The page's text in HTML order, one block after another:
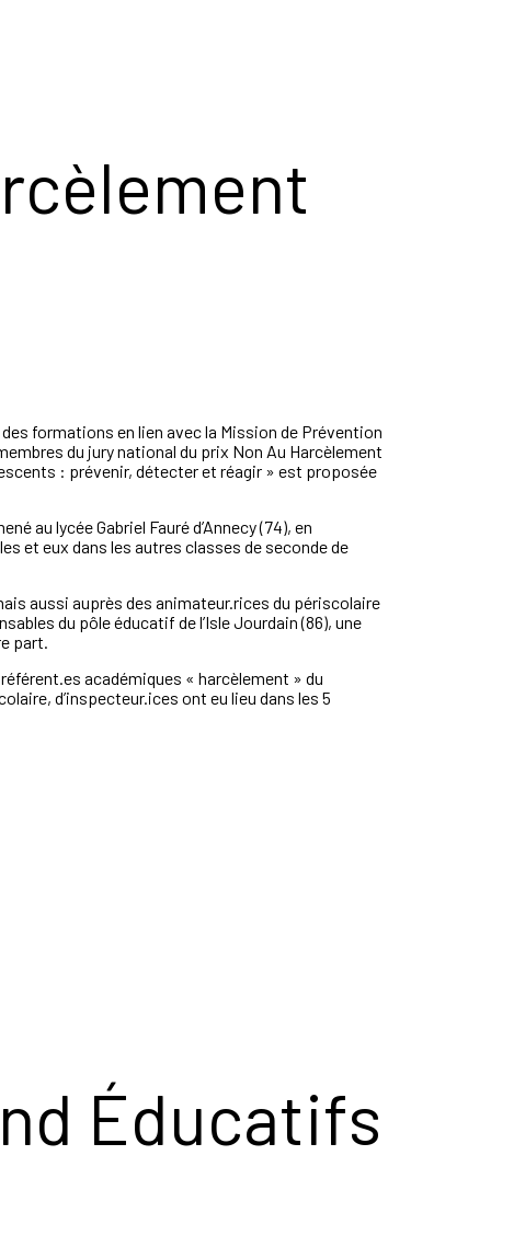
formations en lien avec la Mission de Prévention
du jury national du prix Non Au Harcèlement
: prévenir, détecter et réagir » est proposée
au lycée Gabriel Fauré d’Annecy (74), en
et eux dans les autres classes de seconde de
aussi auprès des animateur.rices du périscolaire
du pôle éducatif de l’Isle Jourdain (86), une
part.
académiques « harcèlement » du
d’inspecteur.ices ont eu lieu dans les 5
Éducatifs